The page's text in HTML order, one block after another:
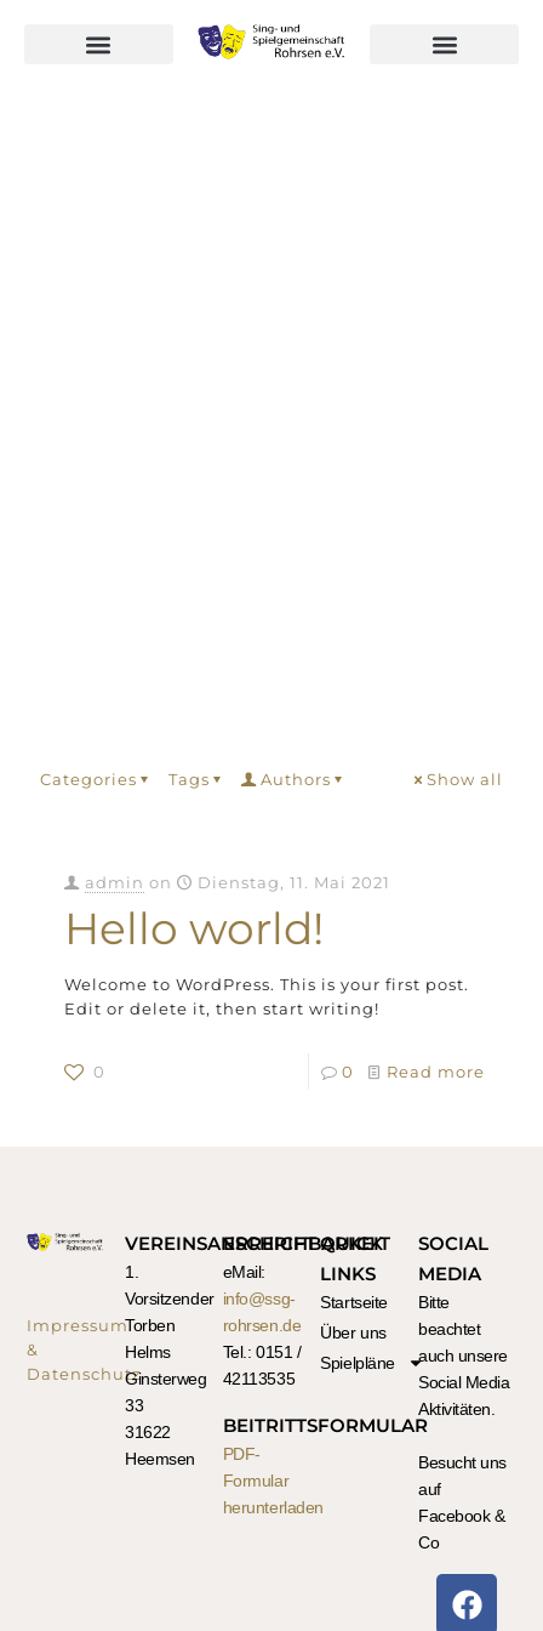
Categories Tags Authors Show all
admin on Dienstag, 11. Mai 2021
Hello world!
Welcome to WordPress. This is your first post.
Edit or delete it, then start writing!
0 0 Read more
Impressum
&
Datenschutz
VEREINSANSCHRIFT
1.
Vorsitzender
Torben
Helms
Ginsterweg
33
31622
Heemsen
ERREICHBARKEIT
eMail:
info@ssg-
rohrsen.de
Tel.: 0151 /
42113535
BEITRITTSFORMULAR
PDF-
Formular
herunterladen
QUICK
LINKS
Startseite
Über uns
Spielpläne
SOCIAL
MEDIA
Bitte
beachtet
auch unsere
Social Media
Aktivitäten.
Besucht uns
auf
Facebook &
Co